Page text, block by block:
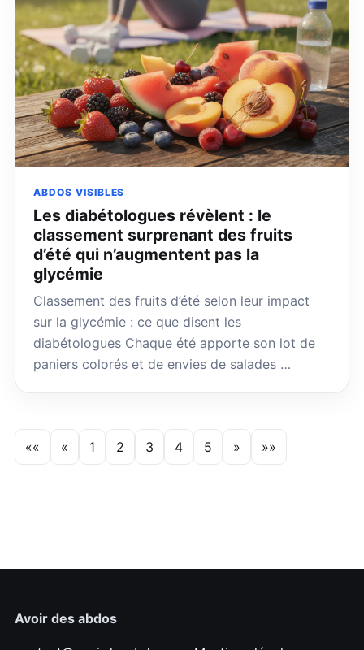
ABDOS VISIBLES
Les diabétologues révèlent : le
classement surprenant des fruits
d’été qui n’augmentent pas la
glycémie
Classement des fruits d’été selon leur impact
sur la glycémie : ce que disent les
diabétologues Chaque été apporte son lot de
paniers colorés et de envies de salades …
«« « 1 2 3 4 5 » »»
Avoir des abdos